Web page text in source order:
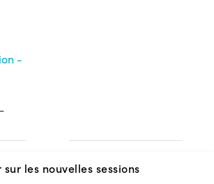
-
-
les nouvelles sessions